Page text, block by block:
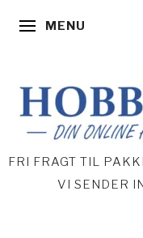
SKIFTE
MENU
FRI FRAGT TIL
VI SENDER